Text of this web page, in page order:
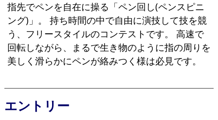
指先でペンを自在に操る「ペン回し(ペンスピニ
ング)」。 持ち時間の中で自由に演技して技を競
う、フリースタイルのコンテストです。 高速で
回転しながら、まるで生き物のように指の周りを
美しく滑らかにペンが絡みつく様は必見です。
エントリー